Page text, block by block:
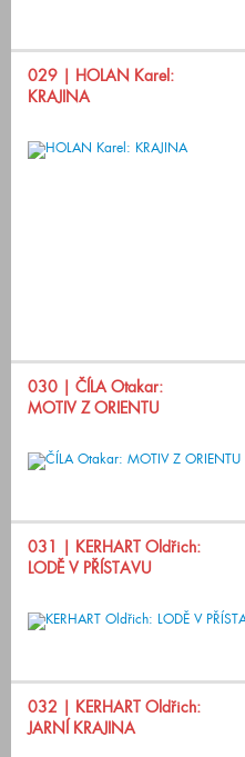
029 | HOLAN Karel:
KRAJINA
030 | ČÍLA Otakar:
MOTIV Z ORIENTU
031 | KERHART Oldřich:
LODĚ V PŘÍSTAVU
032 | KERHART Oldřich:
JARNÍ KRAJINA